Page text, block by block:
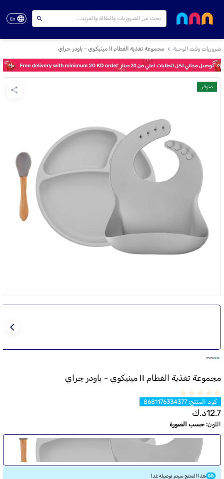
En
ضروريات وقت الوجبة مجموعة تغذية الفطام II مينيكوي - باودر جراي
متوفر
مجموعة تغذية الفطام II مينيكوي - باودر جراي
كود المنتج:
8681176334377
12.7د.ك
اللون: حسب الصورة
هذا المنتج سيتم توصيله غدا